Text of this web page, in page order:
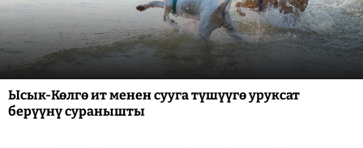
Ысык-Көлгө ит менен сууга түшүүгө уруксат
берүүнү суранышты